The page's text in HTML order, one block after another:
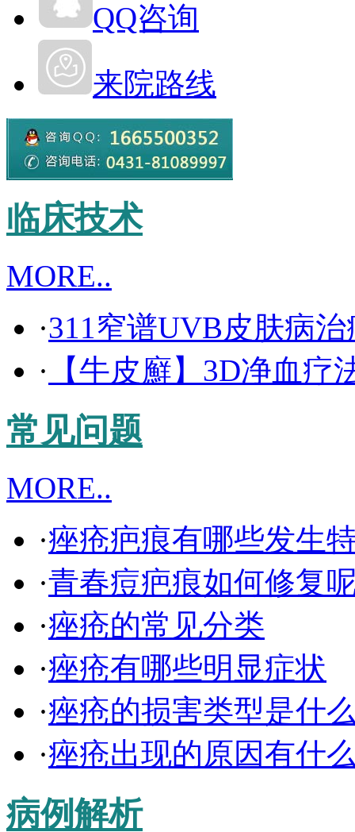
QQ咨询
来院路线
临床技术
MORE..
·311窄谱UVB皮肤病治
· 【牛皮廯】3D净血疗
常见问题
MORE..
·痤疮疤痕有哪些发生
·青春痘疤痕如何修复
·痤疮的常见分类
·痤疮有哪些明显症状
·痤疮的损害类型是什
·痤疮出现的原因有什
病例解析